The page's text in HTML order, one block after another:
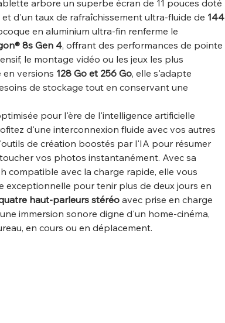
arbore un superbe écran de 11 pouces doté
d'un taux de rafraîchissement ultra-fluide de 144
en aluminium ultra-fin renferme le
8s Gen 4, offrant des performances de pointe
le montage vidéo ou les jeux les plus
en versions 128 Go et 256 Go, elle s'adapte
de stockage tout en conservant une
pour l'ère de l'intelligence artificielle
d'une interconnexion fluide avec vos autres
de création boostés par l'IA pour résumer
vos photos instantanément. Avec sa
compatible avec la charge rapide, elle vous
exceptionnelle pour tenir plus de deux jours en
haut-parleurs stéréo avec prise en charge
immersion sonore digne d'un home-cinéma,
en cours ou en déplacement.